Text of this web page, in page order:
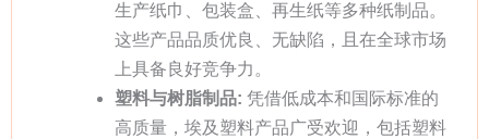
生产纸巾、包装盒、再生纸等多种纸制品。
这些产品品质优良、无缺陷，且在全球市场
上具备良好竞争力。
塑料与树脂制品: 凭借低成本和国际标准的
高质量，埃及塑料产品广受欢迎，包括塑料